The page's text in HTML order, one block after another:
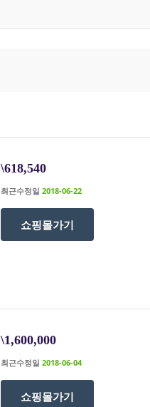
\618,540
최근수정일 2018-06-22
쇼핑몰가기
\1,600,000
최근수정일 2018-06-04
쇼핑몰가기